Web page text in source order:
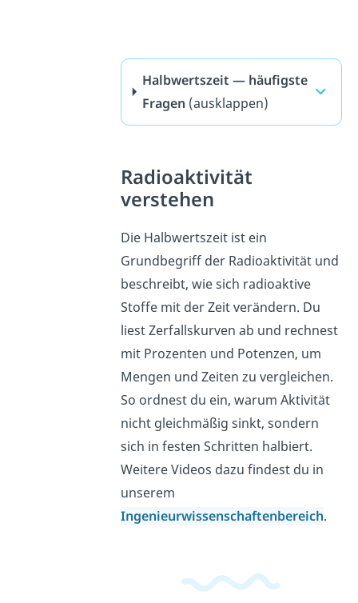
Halbwertszeit — häufigste
Fragen (ausklappen)
Radioaktivität
verstehen
Die Halbwertszeit ist ein
Grundbegriff der Radioaktivität und
beschreibt, wie sich radioaktive
Stoffe mit der Zeit verändern. Du
liest Zerfallskurven ab und rechnest
mit Prozenten und Potenzen, um
Mengen und Zeiten zu vergleichen.
So ordnest du ein, warum Aktivität
nicht gleichmäßig sinkt, sondern
sich in festen Schritten halbiert.
Weitere Videos dazu findest du in
unserem
Ingenieurwissenschaftenbereich.